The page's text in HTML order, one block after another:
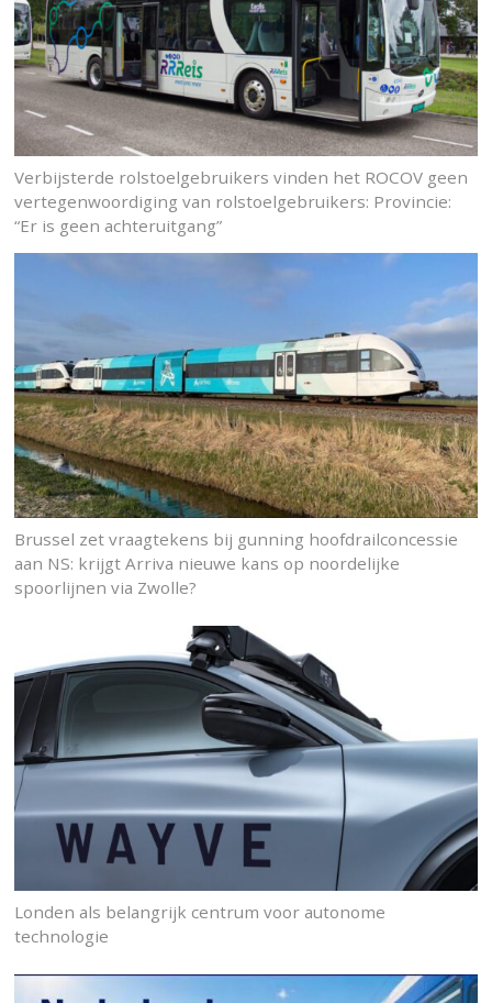
Verbijsterde rolstoelgebruikers vinden het ROCOV geen
vertegenwoordiging van rolstoelgebruikers: Provincie:
“Er is geen achteruitgang”
Brussel zet vraagtekens bij gunning hoofdrailconcessie
aan NS: krijgt Arriva nieuwe kans op noordelijke
spoorlijnen via Zwolle?
Londen als belangrijk centrum voor autonome
technologie